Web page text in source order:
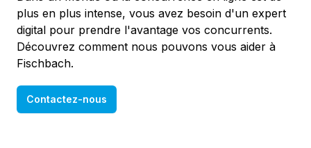
plus en plus intense, vous avez besoin d'un expert
digital pour prendre l'avantage vos concurrents.
Découvrez comment nous pouvons vous aider à
Fischbach.
Contactez-nous